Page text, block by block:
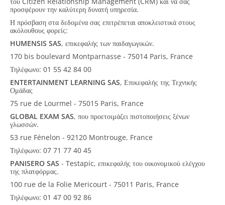
προσφέρουν την καλύτερη δυνατή υπηρεσία.
Η πρόσβαση στα δεδομένα σας επιτρέπεται αποκλειστικά στους
ακόλουθους φορείς:
HUMENSIS SAS, επικεφαλής των παιδαγωγικών.
170 bis boulevard Montparnasse - 75014 Paris, France
Τηλέφωνο: 01 55 42 84 00
ENTERTAINMENT LEARNING SAS, Επικεφαλής της Τεχνικής
Ομάδας
75 rue de Lourmel - 75015 Paris, France
GLOBAL EXAM SAS, που προετοιμάζει πιστοποιήσεις ξένων
γλωσσών.
53 rue Fénelon - 92120 Montrouge, France
Τηλέφωνο: 07 71 77 40 45
PANISERO SAS - Testapic, επικεφαλής του οικονομικού ελέγχου
της πλατφόρμας.
100 rue de la Folie Mericourt - 75011 Paris, France
Τηλέφωνο: 01 47 00 92 86